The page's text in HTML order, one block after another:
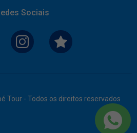
Sociais
Tour - Todos os direitos reservados